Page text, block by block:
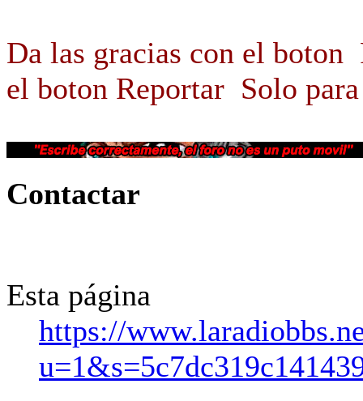
Da las gracias con el boton
el boton Reportar Solo
Contactar
Esta página
https://